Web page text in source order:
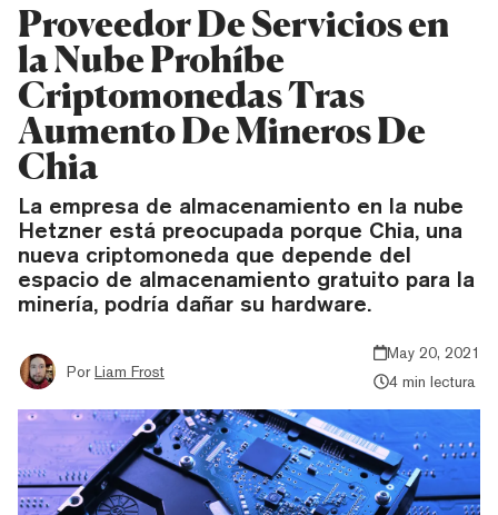
Proveedor De Servicios en
la Nube Prohíbe
Criptomonedas Tras
Aumento De Mineros De
Chia
La empresa de almacenamiento en la nube
Hetzner está preocupada porque Chia, una
nueva criptomoneda que depende del
espacio de almacenamiento gratuito para la
minería, podría dañar su hardware.
Por Liam Frost
May 20, 2021
4 min lectura